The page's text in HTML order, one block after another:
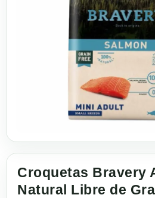
Croquetas Bravery
Natural Libre de